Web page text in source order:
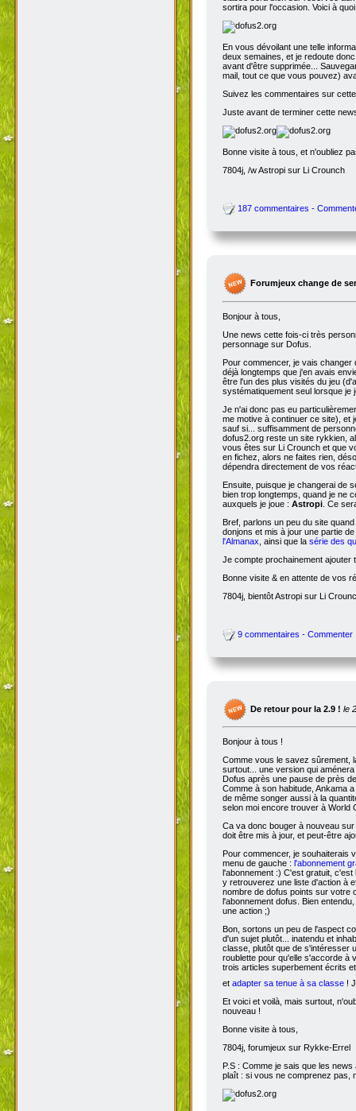
sortira pour l'occasion. Voici à
En vous dévoilant une telle
deux semaines, et je redoute
avant d'être supprimée...
mail, tout ce que vous pouvez)
Suivez les commentaires sur
Juste avant de terminer cette
Bonne visite à tous, et n'oubliez
7804j, /w Astropi sur Li Crounch
187 commentaires -
Forumjeux change de
Bonjour à tous,
Une news cette fois-ci très
personnage sur Dofus.
Pour commencer, je vais
déjà longtemps que j'en avais
être l'un des plus visités du jeu
systématiquement seul lorsque je
Je n'ai donc pas eu
me motive à continuer ce site), et
sauf si... suffisamment de
dofus2.org reste un site rykkien,
vous êtes sur Li Crounch et que
en fichez, alors ne faites rien,
dépendra directement de vos
Ensuite, puisque je changerai de
bien trop longtemps, quand je ne
auxquels je joue : Astropi . Ce
Bref, parlons un peu du site
donjons et mis à jour une partie
l'Almanax , ainsi que la série des
Je compte prochainement ajouter
Bonne visite & en attente de vos
7804j, bientôt Astropi sur Li
9 commentaires - Commenter
De retour pour la 2.9 ! le
Bonjour à tous !
Comme vous le savez sûrement,
surtout... une version qui
Dofus après une pause de près
Comme à son habitude, Ankama
de même songer aussi à la
selon moi encore trouver à World
Ca va donc bouger à nouveau
doit être mis à jour, et peut-être
Pour commencer, je
menu de gauche : l'abonnement
l'abonnement :) C'est gratuit,
y retrouverez une liste d'action à
nombre de dofus points sur votre
l'abonnement dofus. Bien
une action ;)
Bon, sortons un peu de l'aspect
d'un sujet plutôt... inatendu et
classe, plutôt que de s'intéresser
roublette pour qu'elle s'accorde à
trois articles superbement écrits
et adapter sa tenue à sa classe !
Et voici et voilà, mais surtout,
nouveau !
Bonne visite à tous,
7804j, forumjeux sur Rykke-Errel
P.S : Comme je sais que les
plaît : si vous ne comprenez pas,